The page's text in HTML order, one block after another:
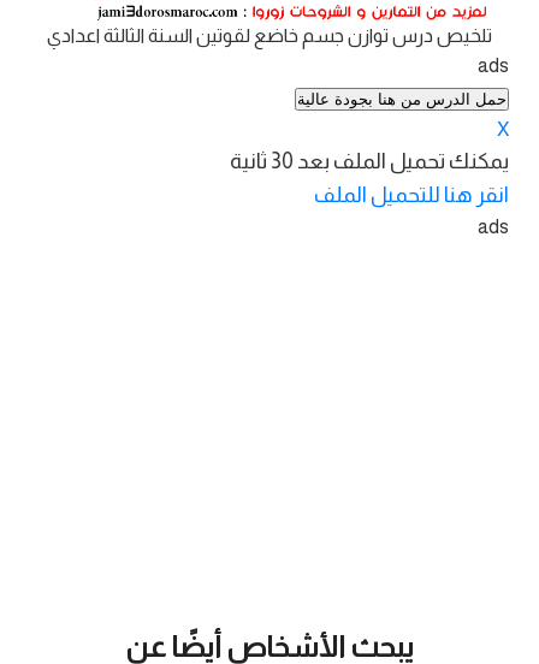
تلخيص درس توازن جسم خاضع لقوتين السنة الثالثة اعدادي
ads
حمل الدرس من هنا بجودة عالية
X
يمكنك تحميل الملف بعد 30 ثانية
انقر هنا للتحميل الملف
ads
يبحث الأشخاص أيضًا عن